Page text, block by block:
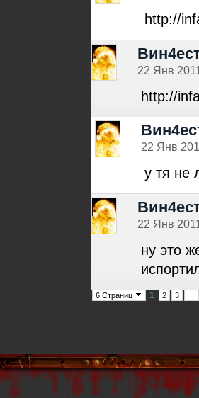
http://
22 Янв
http://
22 Янв
у тя не
22 Янв
ну это
6 Страниц 1 2 3 →